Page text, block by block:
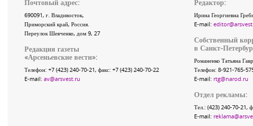
Почтовый адрес:
690091, г. Владивосток,
Приморский край, Россия.
Переулок Шевченко, дом 9, 27
Редакция газеты
«Арсеньевские вести»:
Телефон: +7 (423) 240-70-21, факс: +7 (423) 240-70-22
E-mail: av@arsvest.ru
Редактор:
Ирина Георгиевна
E-mail:
Собственный
в Санкт-
Романенко Татьяна
Телефон: 8-921-765-
E-mail: rtg@narod.ru
Отдел рекламы:
Тел.: (423) 240-70-21,
E-mail: